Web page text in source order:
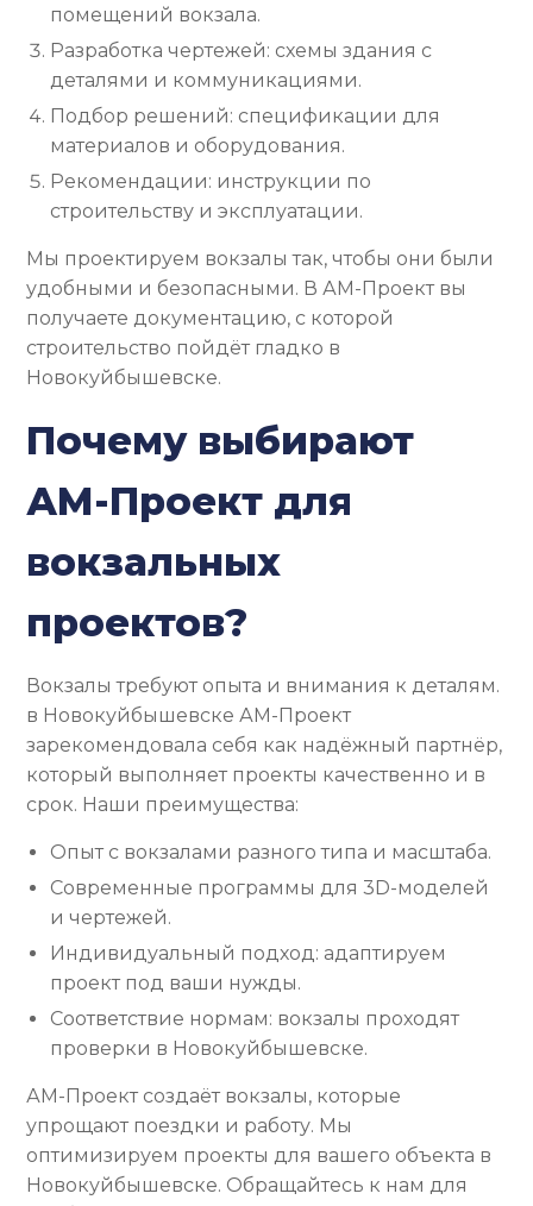
помещений вокзала.
Разработка чертежей: схемы здания с
деталями и коммуникациями.
Подбор решений: спецификации для
материалов и оборудования.
Рекомендации: инструкции по
строительству и эксплуатации.
Мы проектируем вокзалы так, чтобы они были
удобными и безопасными. В АМ-Проект вы
получаете документацию, с которой
строительство пойдёт гладко в
Новокуйбышевске.
Почему выбирают
АМ-Проект для
вокзальных
проектов?
Вокзалы требуют опыта и внимания к деталям.
в Новокуйбышевске АМ-Проект
зарекомендовала себя как надёжный партнёр,
который выполняет проекты качественно и в
срок. Наши преимущества:
Опыт с вокзалами разного типа и масштаба.
Современные программы для 3D-моделей
и чертежей.
Индивидуальный подход: адаптируем
проект под ваши нужды.
Соответствие нормам: вокзалы проходят
проверки в Новокуйбышевске.
АМ-Проект создаёт вокзалы, которые
упрощают поездки и работу. Мы
оптимизируем проекты для вашего объекта в
Новокуйбышевске. Обращайтесь к нам для